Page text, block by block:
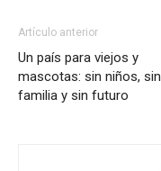
Artículo anterior
Un país para viejos y
mascotas: sin niños, sin
familia y sin futuro